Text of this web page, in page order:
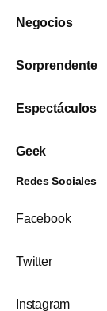
Negocios
Sorprendente
Espectáculos
Geek
Redes Sociales
Facebook
Twitter
Instagram